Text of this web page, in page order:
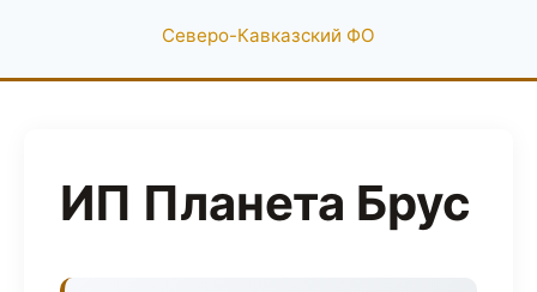
Северо-Кавказский ФО
ИП Планета Брус